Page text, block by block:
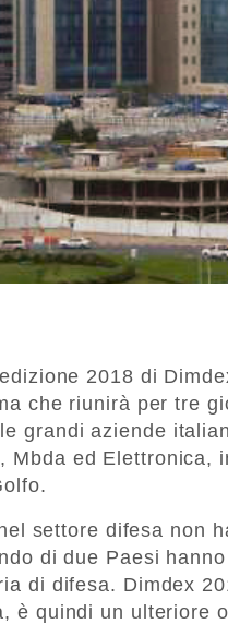
2018 di
che riunirà per tre
grandi aziende
Mbda ed Elettronica,
settore difesa non
di due Paesi
di difesa. Dimdex
è quindi un ulteriore